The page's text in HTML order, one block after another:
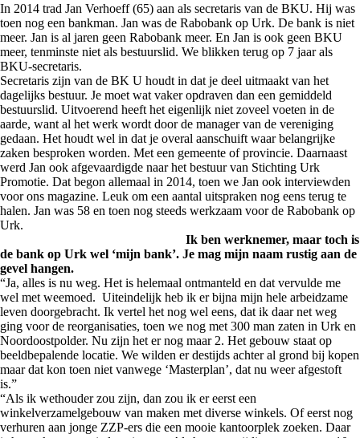
In 2014 trad Jan Verhoeff (65) aan als secretaris van de BKU. Hij was
toen nog een bankman. Jan was de Rabobank op Urk. De bank is niet
meer. Jan is al jaren geen Rabobank meer. En Jan is ook geen BKU
meer, tenminste niet als bestuurslid. We blikken terug op 7 jaar als
BKU-secretaris.
Secretaris zijn van de BK U houdt in dat je deel uitmaakt van het
dagelijks bestuur. Je moet wat vaker opdraven dan een gemiddeld
bestuurslid. Uitvoerend heeft het eigenlijk niet zoveel voeten in de
aarde, want al het werk wordt door de manager van de vereniging
gedaan. Het houdt wel in dat je overal aanschuift waar belangrijke
zaken besproken worden. Met een gemeente of provincie. Daarnaast
werd Jan ook afgevaardigde naar het bestuur van Stichting Urk
Promotie. Dat begon allemaal in 2014, toen we Jan ook interviewden
voor ons magazine. Leuk om een aantal uitspraken nog eens terug te
halen. Jan was 58 en toen nog steeds werkzaam voor de Rabobank op
Urk.
Ik ben werknemer, maar toch is
de bank op Urk wel ‘mijn bank’. Je mag mijn naam rustig aan de
gevel hangen.
“Ja, alles is nu weg. Het is helemaal ontmanteld en dat vervulde me
wel met weemoed. Uiteindelijk heb ik er bijna mijn hele arbeidzame
leven doorgebracht. Ik vertel het nog wel eens, dat ik daar net weg
ging voor de reorganisaties, toen we nog met 300 man zaten in Urk en
Noordoostpolder. Nu zijn het er nog maar 2. Het gebouw staat op
beeldbepalende locatie. We wilden er destijds achter al grond bij kopen
maar dat kon toen niet vanwege ‘Masterplan’, dat nu weer afgestoft
is.”
“Als ik wethouder zou zijn, dan zou ik er eerst een
winkelverzamelgebouw van maken met diverse winkels. Of eerst nog
verhuren aan jonge ZZP-ers die een mooie kantoorplek zoeken. Daar